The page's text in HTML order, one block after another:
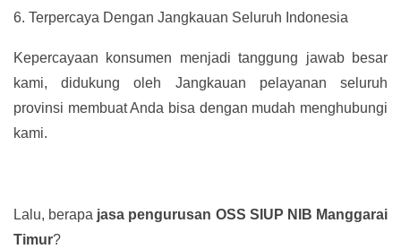
6. Terpercaya Dengan Jangkauan Seluruh Indonesia
Kepercayaan konsumen menjadi tanggung jawab besar
kami, didukung oleh Jangkauan pelayanan seluruh
provinsi membuat Anda bisa dengan mudah menghubungi
kami.
Lalu, berapa jasa pengurusan OSS SIUP NIB Manggarai
Timur?